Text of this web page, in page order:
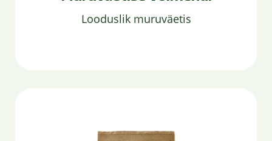
Looduslik muruväetis